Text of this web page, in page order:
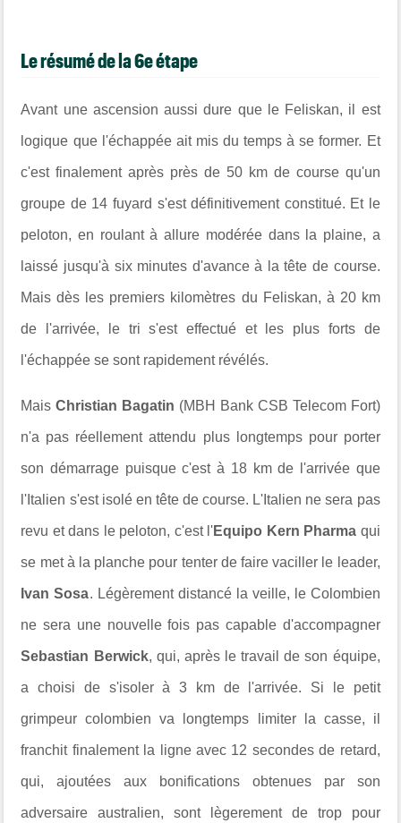
Le résumé de la 6e étape
Avant une ascension aussi dure que le Feliskan, il est
logique que l'échappée ait mis du temps à se former. Et
c'est finalement après près de 50 km de course qu'un
groupe de 14 fuyard s'est définitivement constitué. Et le
peloton, en roulant à allure modérée dans la plaine, a
laissé jusqu'à six minutes d'avance à la tête de course.
Mais dès les premiers kilomètres du Feliskan, à 20 km
de l'arrivée, le tri s'est effectué et les plus forts de
l'échappée se sont rapidement révélés.
MaisChristian Bagatin (MBH Bank CSB Telecom Fort)
n'a pas réellement attendu plus longtemps pour porter
son démarrage puisque c'est à 18 km de l'arrivée que
l'Italien s'est isolé en tête de course. L'Italien ne sera pas
revu et dans le peloton, c'est l'Equipo Kern Pharma qui
se met à la planche pour tenter de faire vaciller le leader,
Ivan Sosa. Légèrement distancé la veille, le Colombien
ne sera une nouvelle fois pas capable d'accompagner
Sebastian Berwick, qui, après le travail de son équipe,
a choisi de s'isoler à 3 km de l'arrivée. Si le petit
grimpeur colombien va longtemps limiter la casse, il
franchit finalement la ligne avec 12 secondes de retard,
qui, ajoutées aux bonifications obtenues par son
adversaire australien, sont lègerement de trop pour